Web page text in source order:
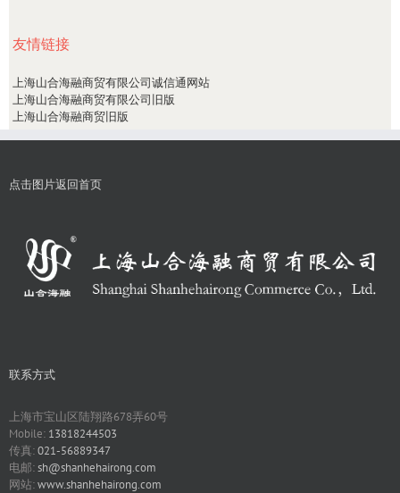
友情链接
上海山合海融商贸有限公司诚信通网站
上海山合海融商贸有限公司旧版
上海山合海融商贸旧版
点击图片返回首页
联系方式
上海市宝山区陆翔路678弄60号
Mobile: 13818244503
传真:021-56889347
电邮:sh@shanhehairong.com
网站:www.shanhehairong.com